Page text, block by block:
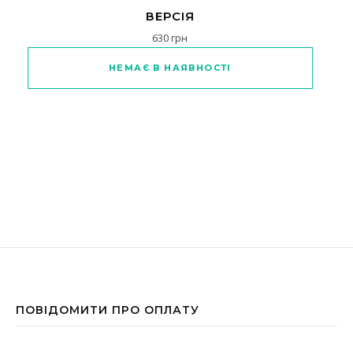
ВЕРСІЯ
630грн
НЕМАЄ В НАЯВНОСТІ
ПОВІДОМИТИ ПРО ОПЛАТУ